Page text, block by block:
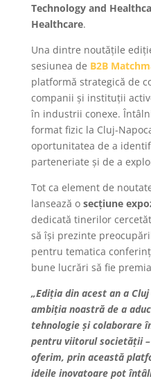
Technology and
Healthcare.
Una dintre noutățile
sesiunea de B2B
platformă strategică de
companii și instituții
în industrii conexe.
format fizic la Cluj-
oportunitatea de a
parteneriate și de a
Tot ca element de
lansează o secțiune
dedicată tinerilor
să își prezinte
pentru tematica
bune lucrări să fie
„Ediția din acest an a
ambiția noastră de a
tehnologie și colaborare
pentru viitorul societății
oferim, prin această
ideile inovatoare pot